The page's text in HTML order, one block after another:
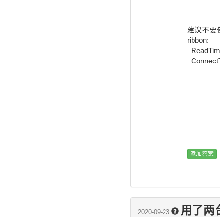
建议不要
ribbon:
2020-09-23 用了两